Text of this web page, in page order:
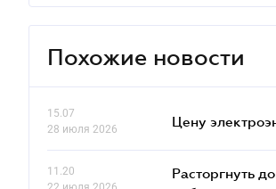
Похожие новости
15.07
28 июля 2026
Цену
11.20
Расторгнуть